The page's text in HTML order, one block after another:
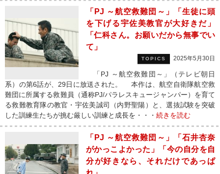
「PJ ～航空救難団～」「生徒に頭
を下げる宇佐美教官が大好きだ」
「仁科さん。お願いだから無事でい
て」
TOPICS 2025年5月30日
「PJ ～航空救難団～」（テレビ朝日
系）の第6話が、29日に放送された。 本作は、航空自衛隊航空救
難団に所属する救難員（通称PJ/パラレスキュージャンパー）を育て
る救難教育隊の教官・宇佐美誠司（内野聖陽）と、選抜試験を突破
した訓練生たちが挑む厳しい訓練と成長を・・・ 続きを読む
「PJ ～航空救難団～」「石井杏奈
がかっこよかった」「今の自分を自
分が好きなら、それだけであっぱ